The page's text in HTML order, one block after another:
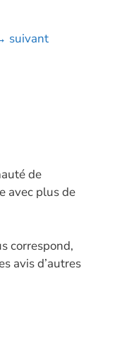
suivant
de
avec plus de
correspond,
avis d’autres